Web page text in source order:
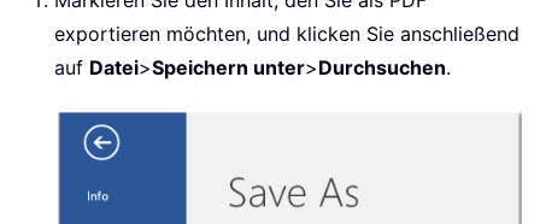
exportieren möchten, und klicken Sie anschließend
auf Datei>Speichern unter>Durchsuchen.